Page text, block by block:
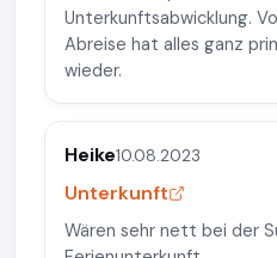
Unterkunftsabwicklung.
Abreise hat alles ganz
wieder.
Heike10.08.2023
Unterkunft
Wären sehr nett bei der